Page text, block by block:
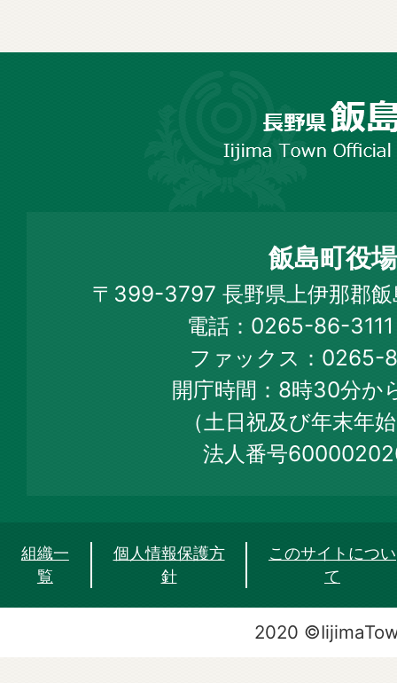
Town
Official
Web
Site
飯島町役場
〒399-3797 長野県上伊那郡
電話：0265-86-
ファックス：0265-
開庁時間：8時30分か
（土日祝及び年末年
法人番号
組織一
覧
個人情報保護方
針
このサイトについ
て
2020